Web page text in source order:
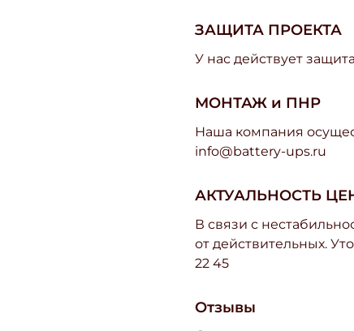
ЗАЩИТА ПРОЕКТА
У нас действует
МОНТАЖ и ПНР
Наша компания
info@battery-ups.ru
АКТУАЛЬНОСТЬ
В связи с
от действительных.
22 45
Отзывы